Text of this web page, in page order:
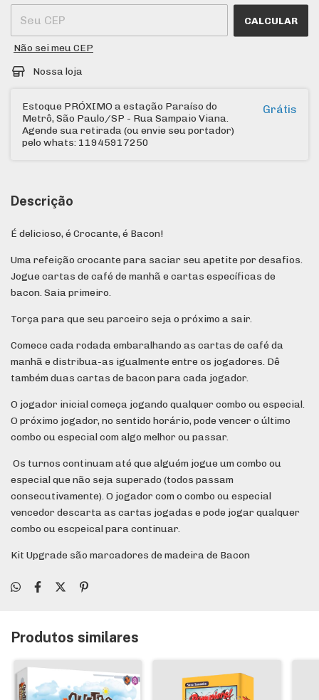
CALCULAR
Não sei meu CEP
Nossa loja
Estoque PRÓXIMO a estação Paraíso do
Metrô, São Paulo/SP - Rua Sampaio Viana.
Agende sua retirada (ou envie seu portador)
pelo whats: 11945917250
Grátis
Descrição
É delicioso, é Crocante, é Bacon!
Uma refeição crocante para saciar seu apetite por desafios.
Jogue cartas de café de manhã e cartas específicas de
bacon. Saia primeiro.
Torça para que seu parceiro seja o próximo a sair.
Comece cada rodada embaralhando as cartas de café da
manhã e distribua-as igualmente entre os jogadores. Dê
também duas cartas de bacon para cada jogador.
O jogador inicial começa jogando qualquer combo ou especial.
O próximo jogador, no sentido horário, pode vencer o último
combo ou especial com algo melhor ou passar.
Os turnos continuam até que alguém jogue um combo ou
especial que não seja superado (todos passam
consecutivamente). O jogador com o combo ou especial
vencedor descarta as cartas jogadas e pode jogar qualquer
combo ou escpeical para continuar.
Kit Upgrade são marcadores de madeira de Bacon
Produtos similares